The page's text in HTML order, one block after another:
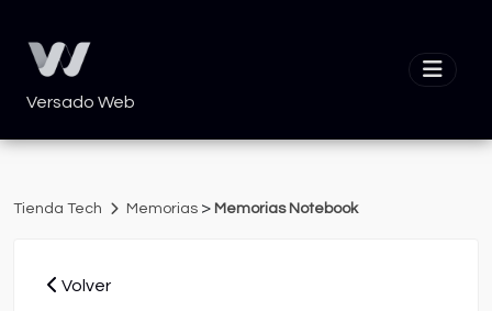
Versado Web
Tienda Tech Memorias > Memorias Notebook
Volver